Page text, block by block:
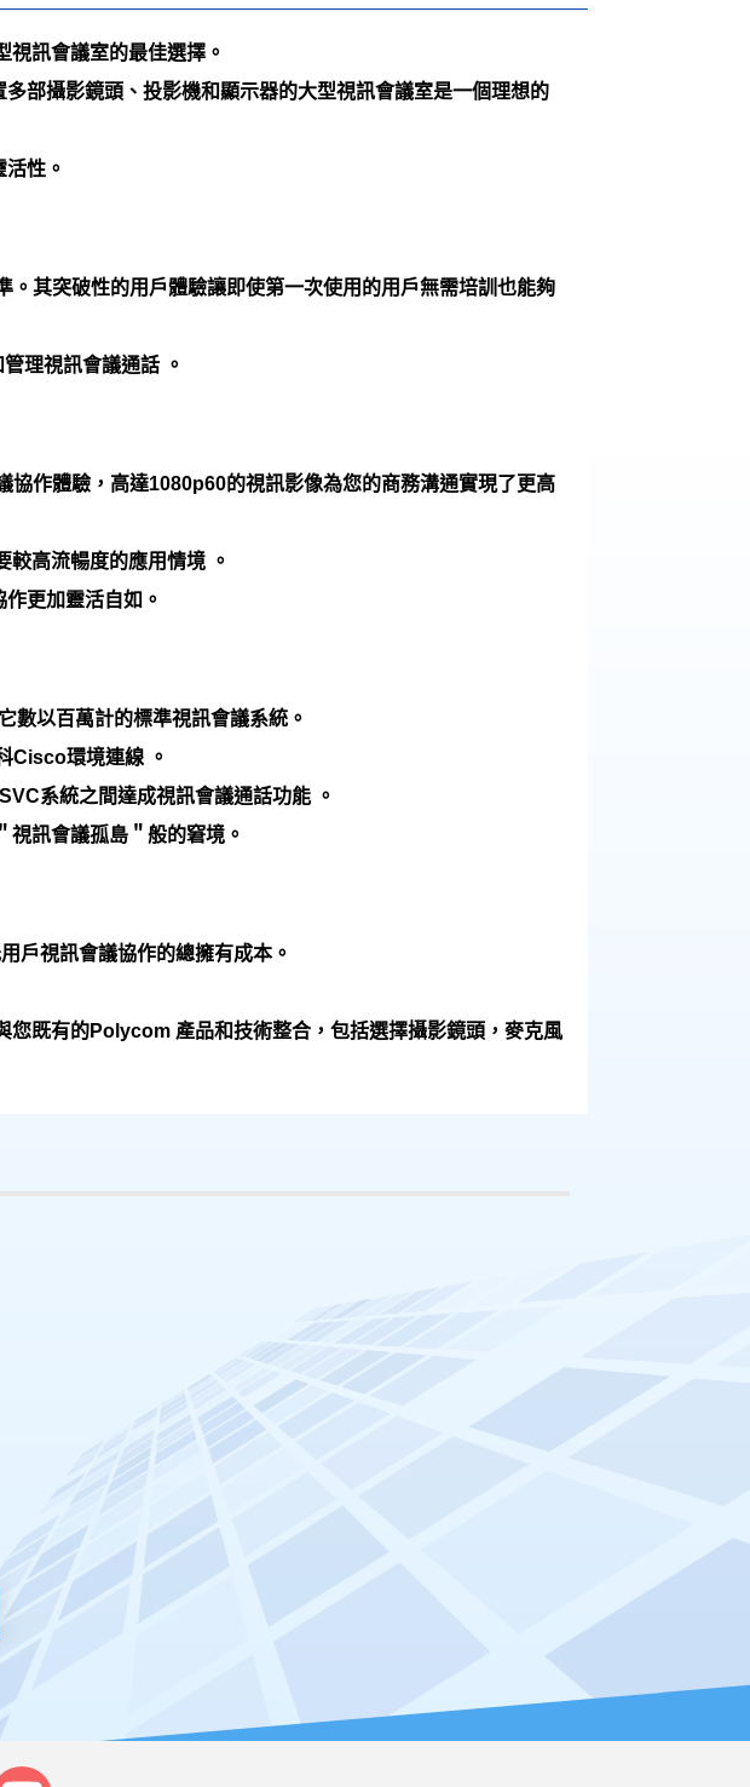
訊會議室的最佳選擇。
部攝影鏡頭、投影機和顯示器的大型視訊會議室是一個理想的
性。
其突破性的用戶體驗讓即使第一次使用的用戶無需培訓也能夠
理視訊會議通話 。
作體驗，高達1080p60的視訊影像為您的商務溝通實現了更高
高流暢度的應用情境 。
更加靈活自如。
以百萬計的標準視訊會議系統。
Cisco環境連線 。
系統之間達成視訊會議通話功能 。
訊會議孤島＂般的窘境。
戶視訊會議協作的總擁有成本。
既有的Polycom 產品和技術整合，包括選擇攝影鏡頭，麥克風